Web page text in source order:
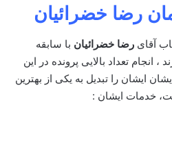
رضا خضرائیان
آقای رضا خضرائیان با سابقه
، انجام تعداد بالایی پرونده در این
ایشان را تبدیل به یکی از بهترین
خدمات ایشان :